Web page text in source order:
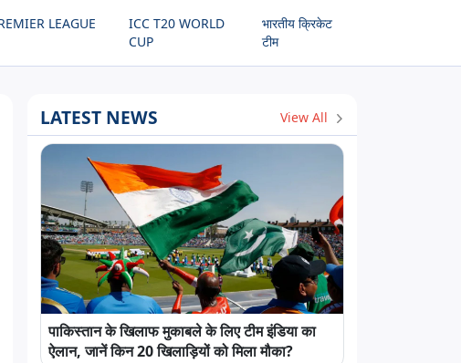
LEAGUE
ICC T20 WORLD
CUP
भारतीय क्रिकेट
टीम
LATEST NEWS View All
पाकिस्तान के खिलाफ मुकाबले के लिए टीम इंडिया का
ऐलान, जानें किन 20 खिलाड़ियों को मिला मौका?